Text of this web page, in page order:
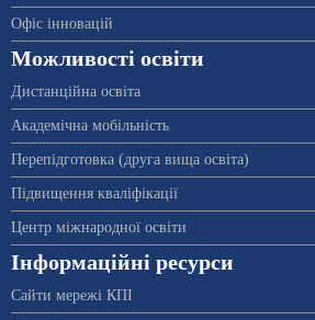
Офіс інновацій
Можливості освіти
Дистанційна освіта
Академічна мобільність
Перепідготовка (друга вища освіта)
Підвищення кваліфікації
Центр міжнародної освіти
Інформаційні ресурси
Сайти мережі КПІ